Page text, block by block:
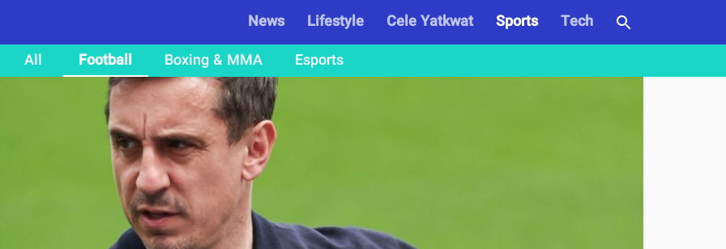
News Lifestyle Cele Yatkwat Sports
Tech
All
Football Boxing & MMA Esports